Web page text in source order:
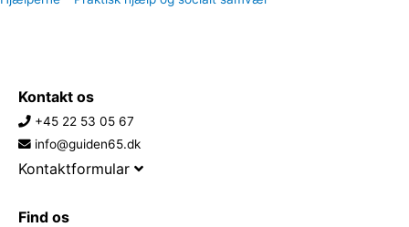
Kontakt os
+45 22 53 05 67
info@guiden65.dk
Kontaktformular
Find os